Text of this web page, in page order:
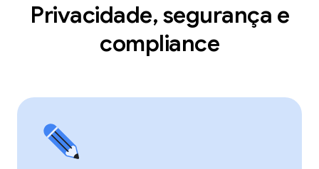
Privacidade, segurança e
compliance